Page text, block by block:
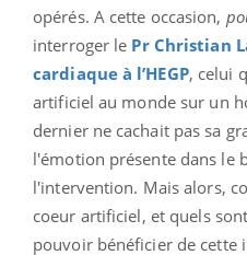
opérés. A cette occasion,
interroger le Pr Christian
cardiaque à l’HEGP, celui
artificiel au monde sur un
dernier ne cachait pas sa
l'émotion présente dans le
l'intervention. Mais alors,
coeur artificiel, et quels
pouvoir bénéficier de cette